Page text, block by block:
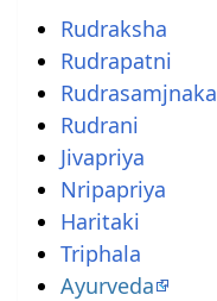
Rudraksha
Rudrapatni
Rudrasamjnaka
Rudrani
Jivapriya
Nripapriya
Haritaki
Triphala
Ayurveda